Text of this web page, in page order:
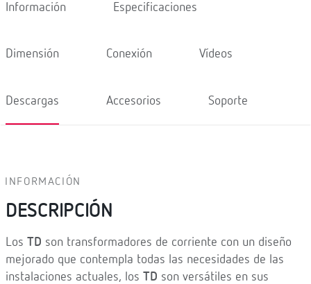
Información Especificaciones
Dimensión Conexión Vídeos
Descargas Accesorios Soporte
INFORMACIÓN
DESCRIPCIÓN
Los TD son transformadores de corriente con un diseño
mejorado que contempla todas las necesidades de las
instalaciones actuales, los TD son versátiles en sus